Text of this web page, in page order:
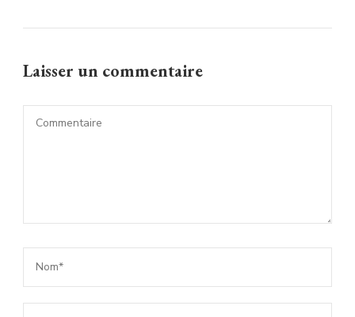
Laisser un commentaire